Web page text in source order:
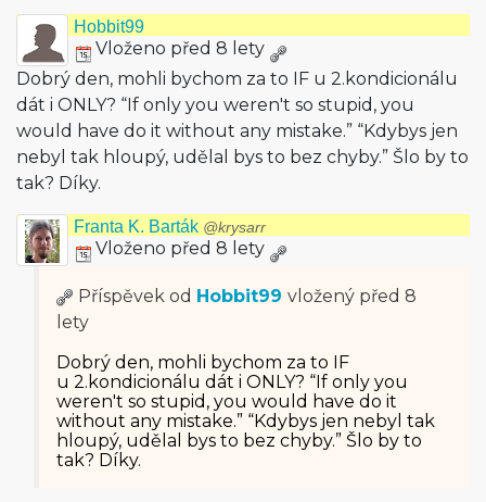
Hobbit99
Vloženo před 8 lety
Dobrý den, mohli bychom za to IF u 2.kondicionálu
dát i ONLY? “If only you weren't so stupid, you
would have do it without any mistake.” “Kdybys jen
nebyl tak hloupý, udělal bys to bez chyby.” Šlo by to
tak? Díky.
Franta K. Barták @krysarr
Vloženo před 8 lety
Příspěvek od Hobbit99 vložený před 8
lety
Dobrý den, mohli bychom za to IF
u 2.kondicionálu dát i ONLY? “If only you
weren't so stupid, you would have do it
without any mistake.” “Kdybys jen nebyl tak
hloupý, udělal bys to bez chyby.” Šlo by to
tak? Díky.